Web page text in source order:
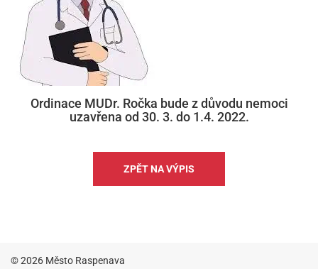
Ordinace MUDr. Ročka bude z důvodu nemoci
uzavřena od 30. 3. do 1.4. 2022.
ZPĚT NA VÝPIS
© 2026 Město Raspenava